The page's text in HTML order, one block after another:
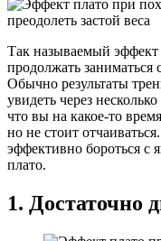
Так называемый
продолжать
Обычно результаты
увидеть через
что вы на какое-то
но не стоит
эффективно бороться с
плато.
1. Достаточно